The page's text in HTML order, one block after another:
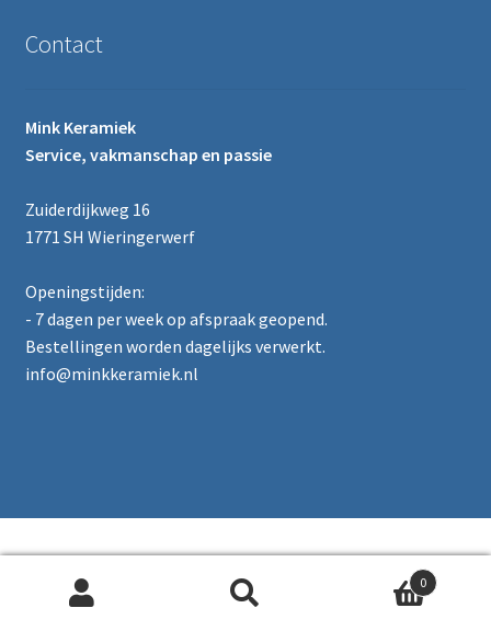
Contact
Mink Keramiek
Service, vakmanschap en passie
Zuiderdijkweg 16
1771 SH Wieringerwerf
Openingstijden:
- 7 dagen per week op afspraak geopend.
Bestellingen worden dagelijks verwerkt.
info@minkkeramiek.nl
Zoeken naar:
0